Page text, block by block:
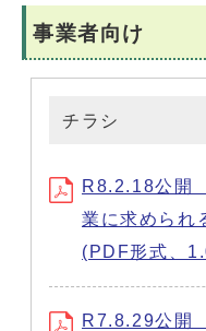
事業者向け
チラシ
R8.2.18公開
業に求められ
(PDF形式、
R7.8.29公開